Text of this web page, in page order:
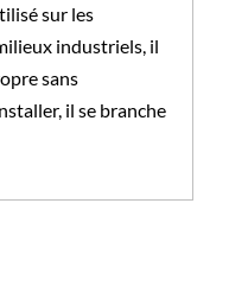
sur les
industriels, il
sans
il se branche